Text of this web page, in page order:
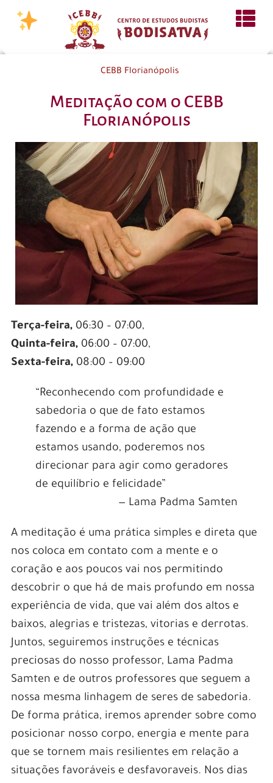
CEBB Florianópolis
Meditação com o CEBB
Florianópolis
Terça-feira,06:30 – 07:00,
Quinta-feira,06:00 – 07:00,
Sexta-feira,08:00 – 09:00
“Reconhecendo com profundidade e
sabedoria o que de fato estamos
fazendo e a forma de ação que
estamos usando, poderemos nos
direcionar para agir como geradores
de equilíbrio e felicidade”
— Lama Padma Samten
A meditação é uma prática simples e direta que
nos coloca em contato com a mente e o
coração e aos poucos vai nos permitindo
descobrir o que há de mais profundo em nossa
experiência de vida, que vai além dos altos e
baixos, alegrias e tristezas, vitorias e derrotas.
Juntos, seguiremos instruções e técnicas
preciosas do nosso professor, Lama Padma
Samten e de outros professores que seguem a
nossa mesma linhagem de seres de sabedoria.
De forma prática, iremos aprender sobre como
posicionar nosso corpo, energia e mente para
que se tornem mais resilientes em relação a
situações favoráveis e desfavoraveis. Nos dias